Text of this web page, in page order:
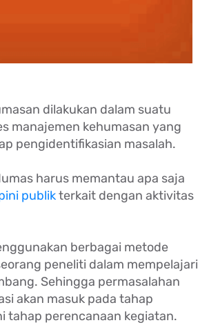
dilakukan dalam suatu
manajemen kehumasan yang
pengidentifikasian masalah.
harus memantau apa saja
publikterkait dengan aktivitas
berbagai metode
peneliti dalam mempelajari
Sehingga permasalahan
akan masuk pada tahap
tahap perencanaan kegiatan.